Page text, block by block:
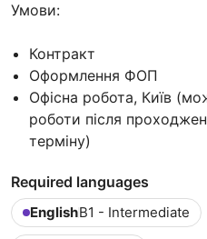
Умови:
Контракт
Оформлення ФОП
Офісна робота, Київ
роботи після
терміну)
Required languages
EnglishB1 - Intermediate